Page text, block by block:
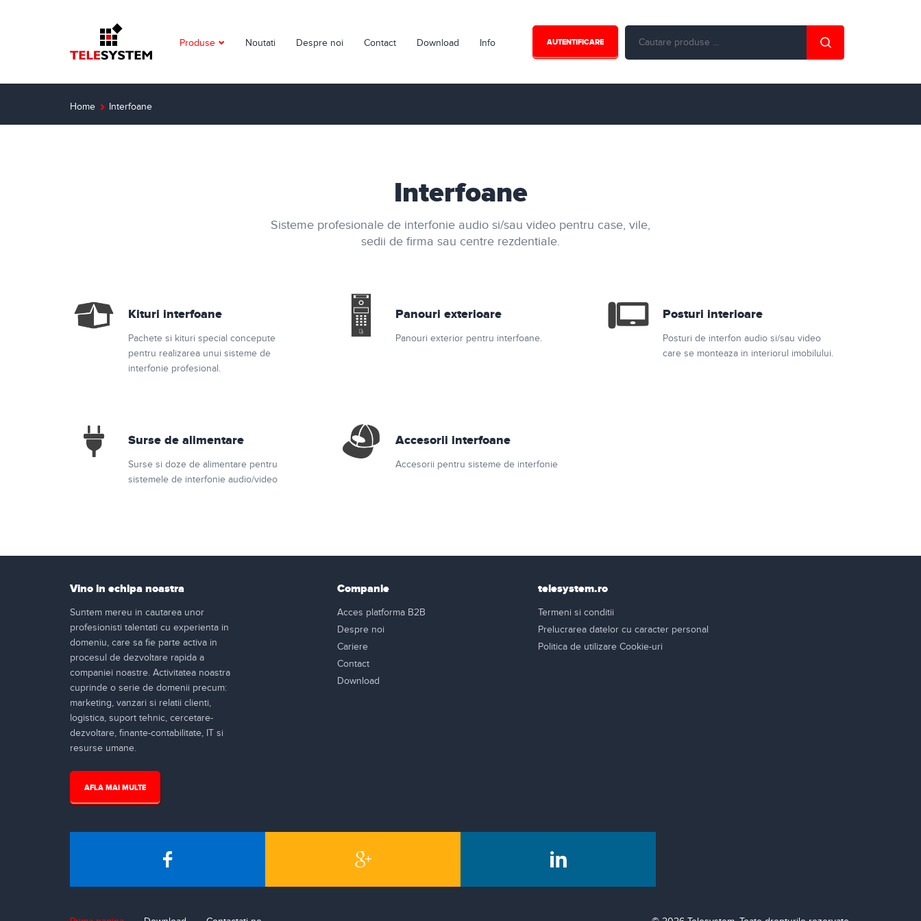
Produse
Retelistica
Cabluri si accesorii
Noutati Despre noi Contact Download Info AUTENTIFICARE
Home Interfoane
Interfoane
Sisteme profesionale de interfonie audio si/sau video pentru case, vile,
sedii de firma sau centre rezdentiale.
Kituri interfoane
Pachete si kituri special concepute
pentru realizarea unui sisteme de
interfonie profesional.
Panouri exterioare
Panouri exterior pentru interfoane.
Posturi interioare
Posturi de interfon audio si/sau video
care se monteaza in interiorul imobilului.
Surse de alimentare
Surse si doze de alimentare pentru
sistemele de interfonie audio/video
Accesorii interfoane
Accesorii pentru sisteme de interfonie
Vino in echipa noastra
Suntem mereu in cautarea unor
profesionisti talentati cu experienta in
domeniu, care sa fie parte activa in
procesul de dezvoltare rapida a
companiei noastre. Activitatea noastra
cuprinde o serie de domenii precum:
marketing, vanzari si relatii clienti,
logistica, suport tehnic, cercetare-
dezvoltare, finante-contabilitate, IT si
resurse umane.
AFLA MAI MULTE
Companie
Acces platforma B2B
Despre noi
Cariere
Contact
Download
telesystem.ro
Termeni si conditii
Prelucrarea datelor cu caracter personal
Politica de utilizare Cookie-uri